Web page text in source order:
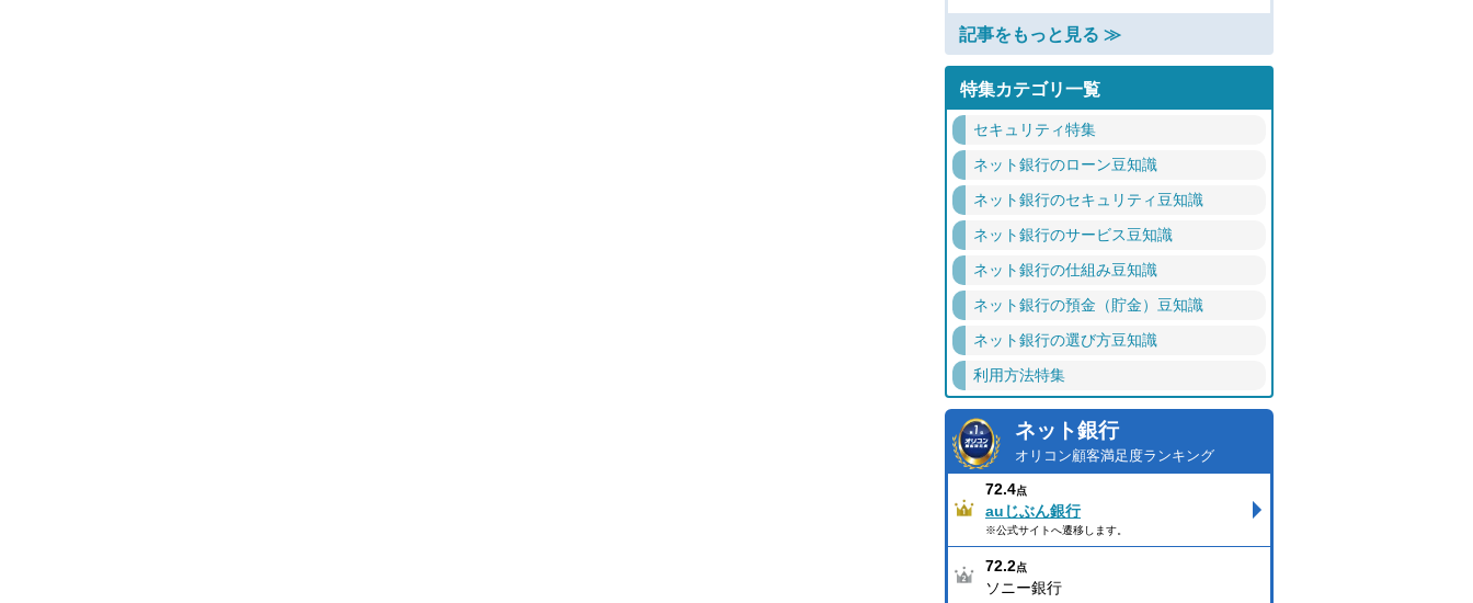
記事をもっと見る ≫
特集カテゴリ一覧
セキュリティ特集
ネット銀行のローン豆知識
ネット銀行のセキュリティ豆知識
ネット銀行のサービス豆知識
ネット銀行の仕組み豆知識
ネット銀行の預金（貯金）豆知識
ネット銀行の選び方豆知識
利用方法特集
ネット銀行
オリコン顧客満足度ランキング
72.4点
auじぶん銀行
※公式サイトへ遷移します。
72.2点
ソニー銀行